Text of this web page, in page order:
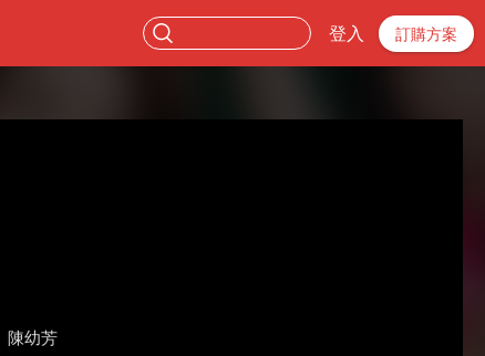
登入 訂購方案
陳幼芳